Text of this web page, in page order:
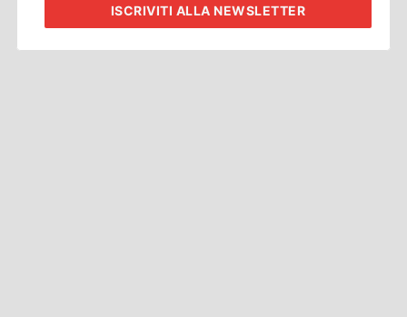
ISCRIVITI ALLA NEWSLETTER